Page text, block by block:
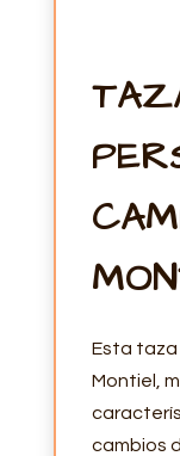
Esta taza
Montiel,
cambios